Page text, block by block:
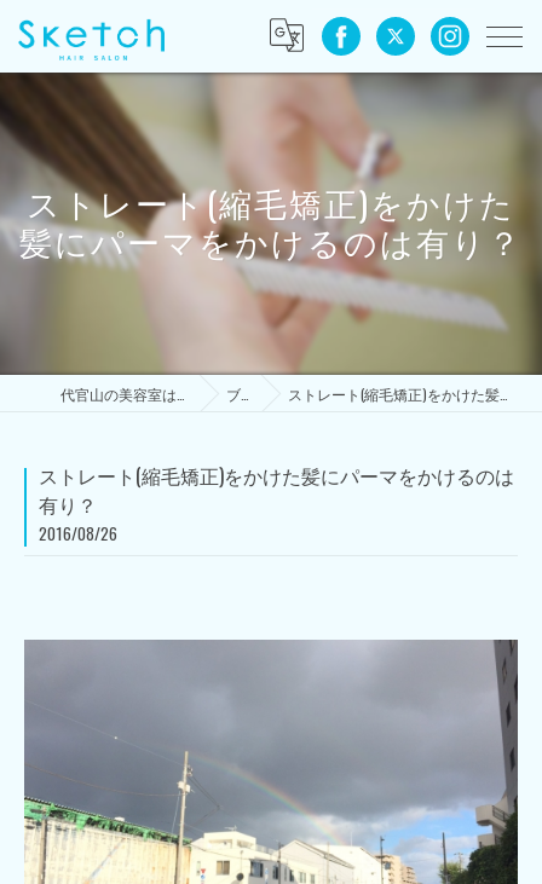
ストレート(縮毛矯正)をかけた
髪にパーマをかけるのは有り？
ブログ ストレート(縮毛矯正)をかけた髪にパーマをかけるのは有り？
ストレート(縮毛矯正)をかけた髪にパーマをかけるのは
有り？
2016/08/26